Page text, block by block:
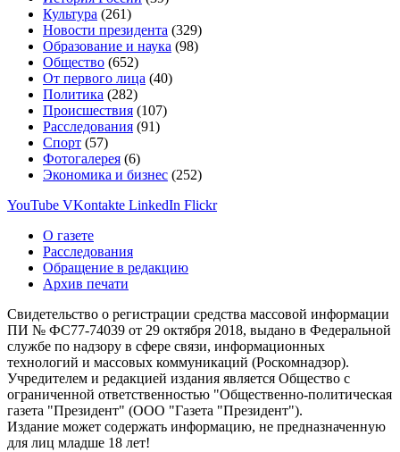
Культура (261)
Новости президента (329)
Образование и наука (98)
Общество (652)
От первого лица (40)
Политика (282)
Происшествия (107)
Расследования (91)
Спорт (57)
Фотогалерея (6)
Экономика и бизнес (252)
YouTube VKontakte LinkedIn Flickr
О газете
Расследования
Обращение в редакцию
Архив печати
Свидетельство о регистрации средства массовой информации
ПИ № ФС77-74039 от 29 октября 2018, выдано в Федеральной
службе по надзору в сфере связи, информационных
технологий и массовых коммуникаций (Роскомнадзор).
Учредителем и редакцией издания является Общество с
ограниченной ответственностью "Общественно-политическая
газета "Президент" (ООО "Газета "Президент").
Издание может содержать информацию, не предназначенную
для лиц младше 18 лет!